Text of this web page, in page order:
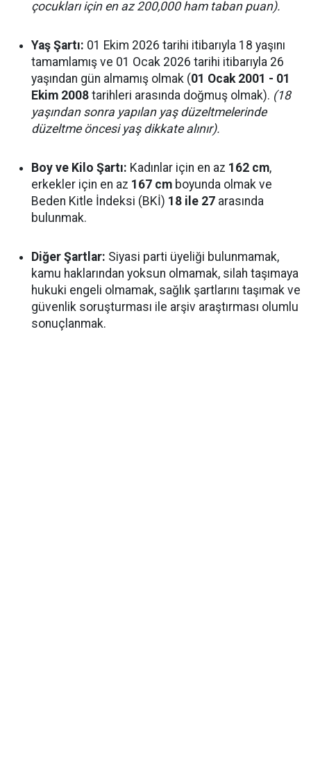
çocukları için en az 200,000 ham taban puan).
Yaş Şartı: 01 Ekim 2026 tarihi itibarıyla 18 yaşını
tamamlamış ve 01 Ocak 2026 tarihi itibarıyla 26
yaşından gün almamış olmak (01 Ocak 2001 - 01
Ekim 2008 tarihleri arasında doğmuş olmak). (18
yaşından sonra yapılan yaş düzeltmelerinde
düzeltme öncesi yaş dikkate alınır).
Boy ve Kilo Şartı: Kadınlar için en az 162 cm,
erkekler için en az 167 cm boyunda olmak ve
Beden Kitle İndeksi (BKİ) 18 ile 27 arasında
bulunmak.
Diğer Şartlar: Siyasi parti üyeliği bulunmamak,
kamu haklarından yoksun olmamak, silah taşımaya
hukuki engeli olmamak, sağlık şartlarını taşımak ve
güvenlik soruşturması ile arşiv araştırması olumlu
sonuçlanmak.